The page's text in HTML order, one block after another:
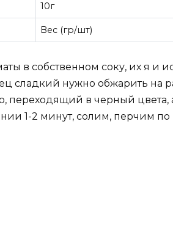
10г
Bec (гр/шт)
в собственном соку, их я и
сладкий нужно обжарить на
переходящий в черный цвета,
1-2 минут, солим, перчим по